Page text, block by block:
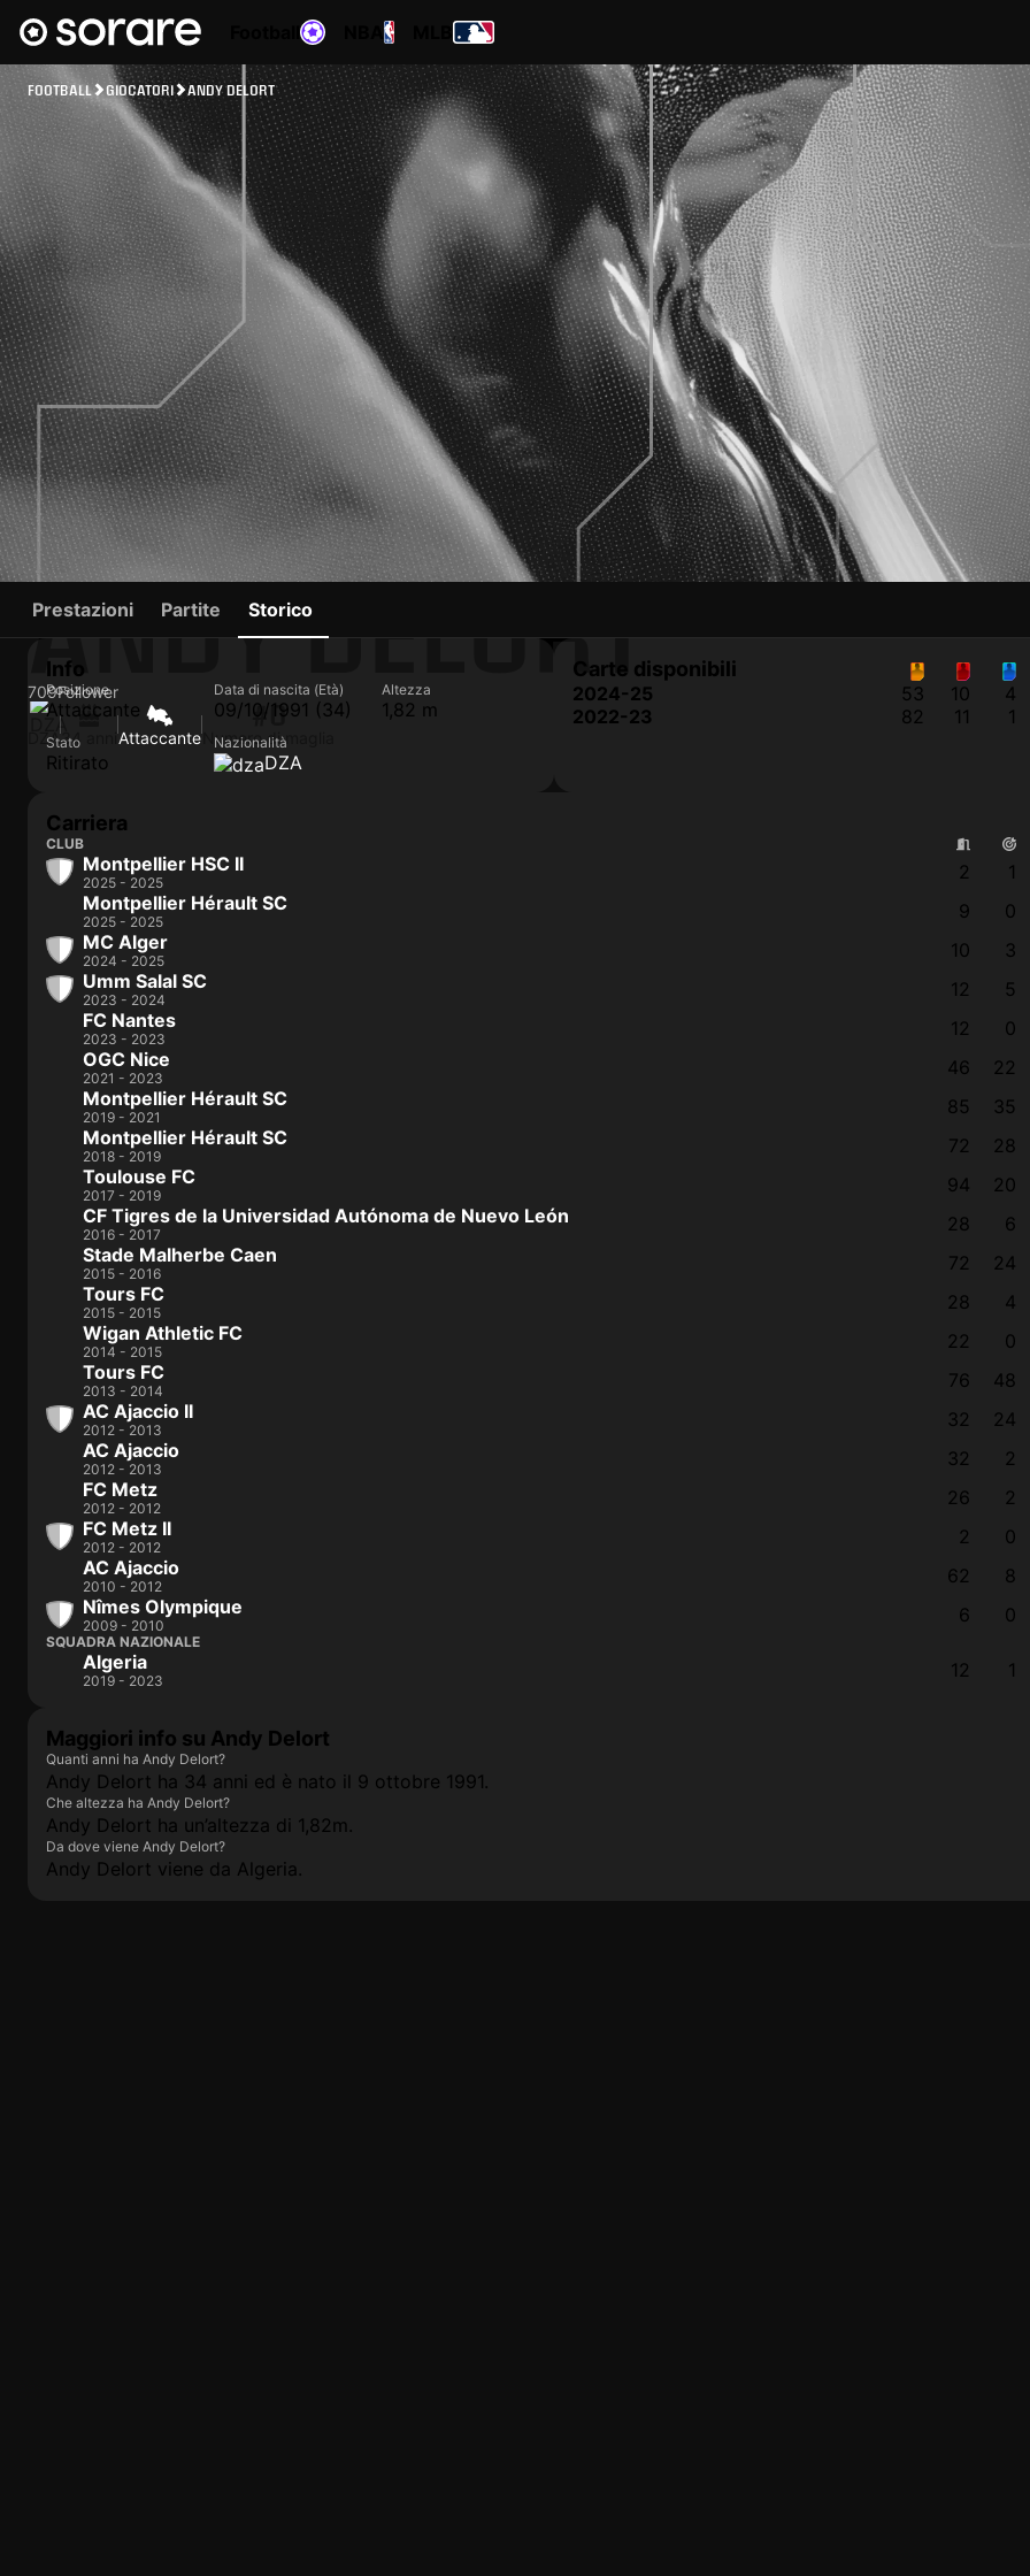
FOOTBALL GIOCATORI ANDY DELORT
ANDY DELORT
709Follower
DZA34 anni Attaccante
#0
Numero di maglia
Prestazioni Partite Storico
Info
Posizione
Attaccante
Data di nascita (Età)
09/10/1991 (34)
Altezza
1,82 m
Stato
Ritirato
Nazionalità
DZA
Carte disponibili
2024-25 53 10 4
2022-23
82 11 1
Carriera
CLUB
Montpellier HSC II
2025 - 2025 2 1
Montpellier Hérault SC
2025 - 2025 9 0
MC Alger
2024 - 2025 10 3
Umm Salal SC
2023 - 2024 12 5
FC Nantes
2023 - 2023 12 0
OGC Nice
2021 - 2023 46 22
Montpellier Hérault SC
2019 - 2021 85 35
Montpellier Hérault SC
2018 - 2019 72 28
Toulouse FC
2017 - 2019 94 20
CF Tigres de la Universidad Autónoma de Nuevo León
2016 - 2017 28 6
Stade Malherbe Caen
2015 - 2016 72 24
Tours FC
2015 - 2015 28 4
Wigan Athletic FC
2014 - 2015 22 0
Tours FC
2013 - 2014 76 48
AC Ajaccio II
2012 - 2013 32 24
AC Ajaccio
2012 - 2013 32 2
FC Metz
2012 - 2012 26 2
FC Metz II
2012 - 2012 2 0
AC Ajaccio
2010 - 2012 62 8
Nîmes Olympique
2009 - 2010 6 0
SQUADRA NAZIONALE
Algeria
2019 - 2023 12 1
Maggiori info su Andy Delort
Quanti anni ha Andy Delort?
Andy Delort ha 34 anni ed è nato il 9 ottobre 1991.
Che altezza ha Andy Delort?
Andy Delort ha un’altezza di 1,82m.
Da dove viene Andy Delort?
Andy Delort viene da Algeria.